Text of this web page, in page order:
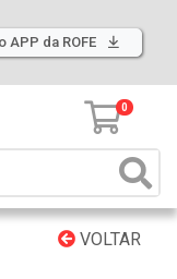
APP da ROFE
0
VOLTAR